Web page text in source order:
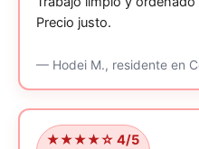
Precio justo.
—Hodei M., residenteen
★★★★☆ 4/5